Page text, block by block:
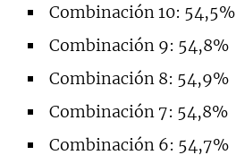
Combinación 10: 54,5%
Combinación 9: 54,8%
Combinación 8: 54,9%
Combinación 7: 54,8%
Combinación 6: 54,7%